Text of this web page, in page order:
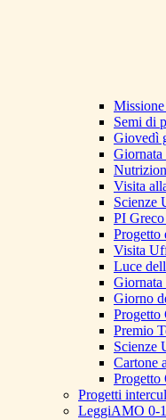
Semi di
Giovedì
Giornata
Visita
Scienze
PI
Progetto
Visita
Luce
Giornata
Giorno
Progetto
Premio
Scienze
Cartone
Progetto
Progetti
LeggiAMO 0-